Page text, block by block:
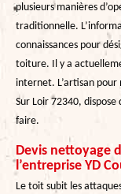
plusieurs manières
traditionnelle.
connaissances pour
toiture. Il y a
internet. L’artisan
Sur Loir 72340,
faire.
Devis nettoyage
l’entreprise YD
Le toit subit les